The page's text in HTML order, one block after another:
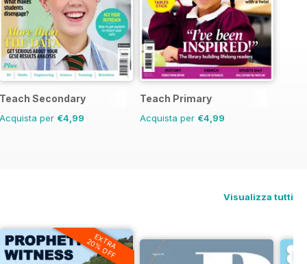
Teach Secondary
Acquista per €4,99
Teach Primary
Acquista per €4,99
Visualizza tutti
EXTRA
20% OFF